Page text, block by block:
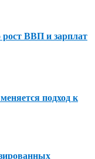
рост ВВП и зарплат
подход к